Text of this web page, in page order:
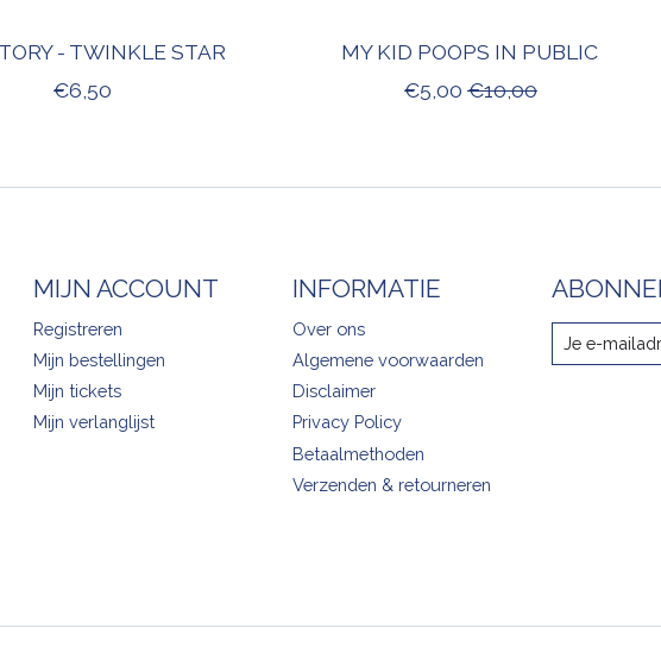
- TWINKLE STAR
€6,50
MY KID POOPS IN PUBLIC
€5,00 €10,00
MIJN ACCOUNT
Registreren
Mijn bestellingen
Mijn tickets
Mijn verlanglijst
INFORMATIE
Over ons
Algemene voorwaarden
Disclaimer
Privacy Policy
Betaalmethoden
Verzenden & retourneren